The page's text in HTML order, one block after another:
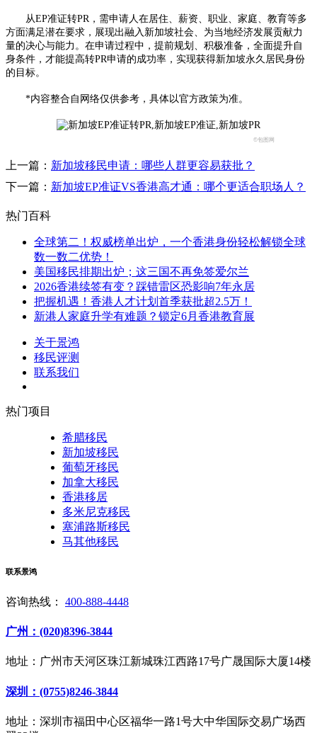
从EP准证转PR，需申请人在居住、薪资、职业、家庭、教育等多
方面满足潜在要求，展现出融入新加坡社会、为当地经济发展贡献力
量的决心与能力。在申请过程中，提前规划、积极准备，全面提升自
身条件，才能提高转PR申请的成功率，实现获得新加坡永久居民身份
的目标。​
*内容整合自网络仅供参考，具体以官方政策为准。
©包图网
上一篇： 新加坡移民申请：哪些人群更容易获批？
下一篇： 新加坡EP准证VS香港高才通：哪个更适合职场人？
热门百科
全球第二！权威榜单出炉，一个香港身份轻松解锁全球
数一数二优势！
美国移民排期出炉；这三国不再免签爱尔兰
2026香港续签有变？踩错雷区恐影响7年永居
把握机遇！香港人才计划首季获批超2.5万！
新港人家庭升学有难题？锁定6月香港教育展
关于景鸿
移民评测
联系我们
热门项目
希腊移民
新加坡移民
葡萄牙移民
加拿大移民
香港移居
多米尼克移民
塞浦路斯移民
马其他移民
联系景鸿
咨询热线： 400-888-4448
广州：(020)8396-3844
地址：广州市天河区珠江新城珠江西路17号广晟国际大厦14楼
深圳：(0755)8246-3844
地址：深圳市福田中心区福华一路1号大中华国际交易广场西